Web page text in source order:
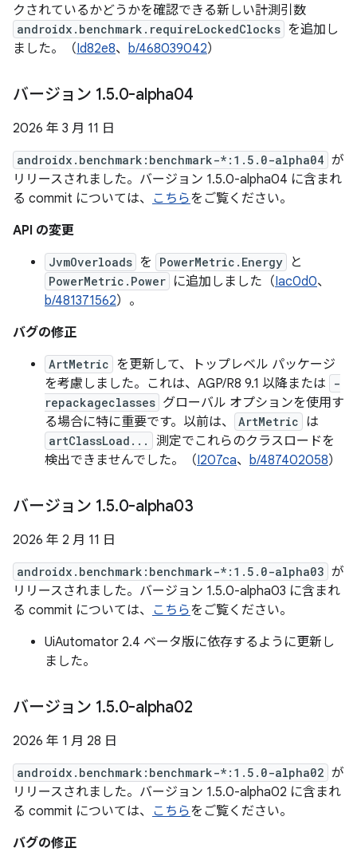
クされているかどうかを確認できる新しい計測引数
androidx.benchmark.requireLockedClocks を追加し
ました。（Id82e8、 b/468039042）
バージョン 1.5.0-alpha04
2026 年 3 月 11 日
androidx.benchmark:benchmark-*:1.5.0-alpha04 が
リリースされました。バージョン 1.5.0-alpha04 に含まれ
る commit については、 こちらをご覧ください。
API の変更
JvmOverloads を PowerMetric.Energy と
PowerMetric.Power に追加しました（Iac0d0、
b/481371562）。
バグの修正
ArtMetric を更新して、トップレベル パッケージ
を考慮しました。これは、AGP/R8 9.1 以降または
-
repackageclasses グローバル オプションを使用す
る場合に特に重要です。以前は、
ArtMetric は
artClassLoad...
測定でこれらのクラスロードを
検出できませんでした。（I207ca、 b/487402058）
バージョン 1.5.0-alpha03
2026 年 2 月 11 日
androidx.benchmark:benchmark-*:1.5.0-alpha03 が
リリースされました。バージョン 1.5.0-alpha03 に含まれ
る commit については、 こちらをご覧ください。
UiAutomator 2.4 ベータ版に依存するように更新し
ました。
バージョン 1.5.0-alpha02
2026 年 1 月 28 日
androidx.benchmark:benchmark-*:1.5.0-alpha02 が
リリースされました。バージョン 1.5.0-alpha02 に含まれ
る commit については、 こちらをご覧ください。
バグの修正